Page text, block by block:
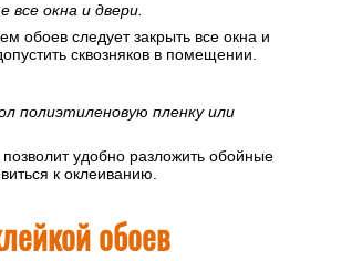
все окна и двери.
обоев следует закрыть все окна и
сквозняков в помещении.
полиэтиленовую пленку или
удобно разложить обойные
к оклеиванию.
обоев